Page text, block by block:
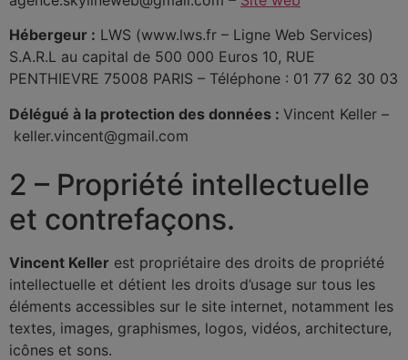
Hébergeur : LWS (www.lws.fr – Ligne Web Services)
S.A.R.L au capital de 500 000 Euros 10, RUE
PENTHIEVRE 75008 PARIS – Téléphone : 01 77 62 30 03
Délégué à la protection des données : Vincent Keller –
keller.vincent@gmail.com
2 – Propriété intellectuelle
et contrefaçons.
Vincent Keller est propriétaire des droits de propriété
intellectuelle et détient les droits d’usage sur tous les
éléments accessibles sur le site internet, notamment les
textes, images, graphismes, logos, vidéos, architecture,
icônes et sons.